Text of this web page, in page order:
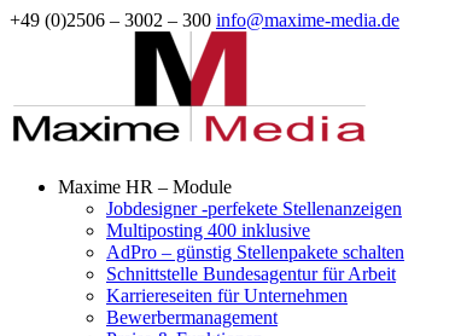
+49 (0)2506 – 3002 – 300 info@maxime-media.de
Maxime HR – Module
Jobdesigner -perfekete Stellenanzeigen
Multiposting 400 inklusive
AdPro – günstig Stellenpakete schalten
Schnittstelle Bundesagentur für Arbeit
Karriereseiten für Unternehmen
Bewerbermanagement